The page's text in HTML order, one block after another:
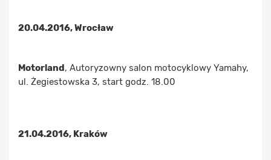
20.04.2016, Wrocław
Motorland, Autoryzowny salon motocyklowy Yamahy,
ul. Żegiestowska 3, start godz. 18.00
21.04.2016, Kraków